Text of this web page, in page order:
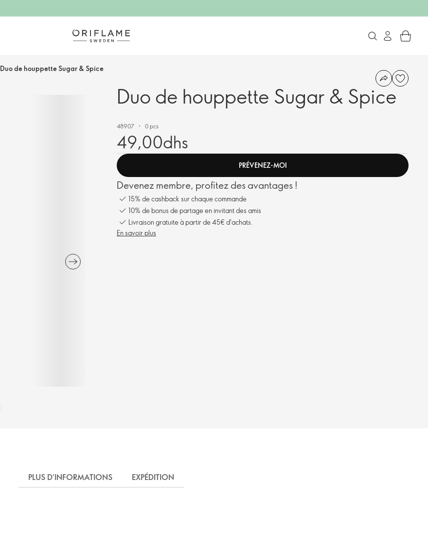
Duo de houppette Sugar & Spice
Duo de houppette Sugar & Spice
48907 0 pcs
49,00dhs
PRÉVENEZ-MOI
Devenez membre, profitez des avantages !
15% de cashback sur chaque commande
10% de bonus de partage en invitant des amis
Livraison gratuite à partir de 45€ d'achats.
En savoir plus
PLUS D'INFORMATIONS EXPÉDITION